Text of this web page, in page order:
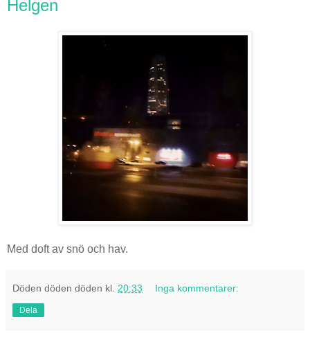
Helgen
Med doft av snö och hav.
Döden döden döden kl. 20:33 Inga kommentarer:
Dela